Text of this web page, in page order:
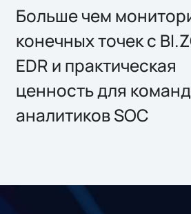
Больше чем
конечных точек с
EDR и практическая
ценность для команд
аналитиков SOC